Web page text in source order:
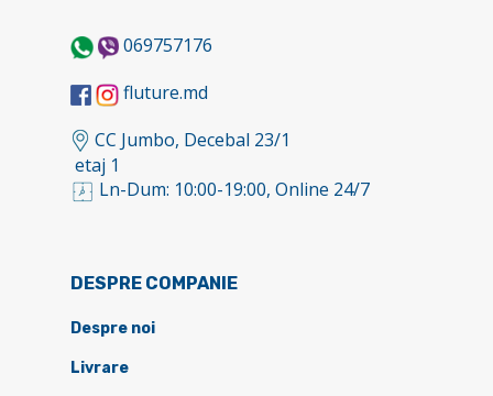
069757176
fluture.md
CC Jumbo, Decebal 23/1
etaj 1
Ln-Dum: 10:00-19:00, Online 24/7
DESPRE COMPANIE
Despre noi
Livrare